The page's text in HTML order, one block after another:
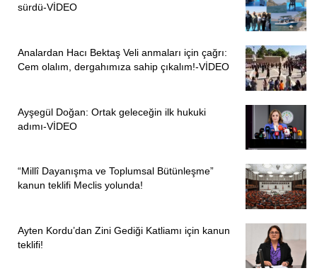
sürdü-VİDEO
Analardan Hacı Bektaş Veli anmaları için çağrı:
Cem olalım, dergahımıza sahip çıkalım!-VİDEO
Ayşegül Doğan: Ortak geleceğin ilk hukuki
adımı-VİDEO
“Millî Dayanışma ve Toplumsal Bütünleşme”
kanun teklifi Meclis yolunda!
Ayten Kordu’dan Zini Gediği Katliamı için kanun
teklifi!